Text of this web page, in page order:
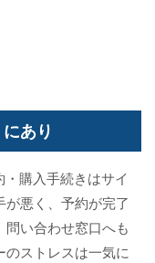
あり
購入手続きはサイ
が悪く、予約が完了
問い合わせ窓口へも
ストレスは一気に